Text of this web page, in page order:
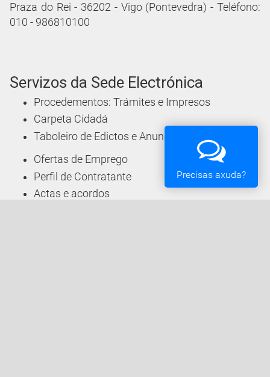
Praza do Rei - 36202 - Vigo (Pontevedra) - Teléfono:
010 - 986810100
Servizos da Sede Electrónica
Procedementos: Trámites e Impresos
Carpeta Cidadá
Taboleiro de Edictos e Anuncios
Ofertas de Emprego
Perfil de Contratante
Actas e acordos
Precisas axuda?